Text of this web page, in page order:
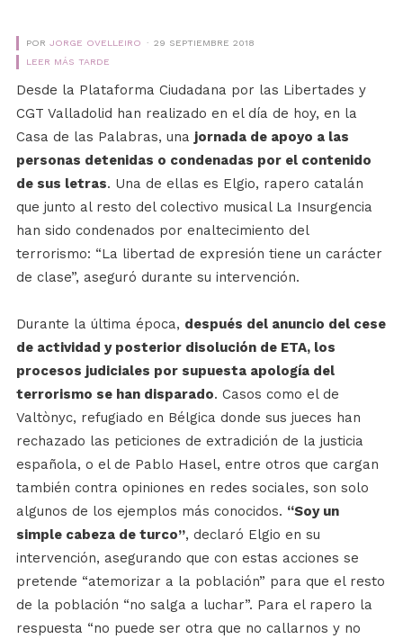
POR JORGE OVELLEIRO
29 SEPTIEMBRE 2018
LEER MÁS TARDE
Desde la Plataforma Ciudadana por las Libertades y
CGT Valladolid han realizado en el día de hoy, en la
Casa de las Palabras, una jornada de apoyo a las
personas detenidas o condenadas por el contenido
de sus letras. Una de ellas es Elgio, rapero catalán
que junto al resto del colectivo musical La Insurgencia
han sido condenados por enaltecimiento del
terrorismo: “La libertad de expresión tiene un carácter
de clase”, aseguró durante su intervención.
Durante la última época, después del anuncio del cese
de actividad y posterior disolución de ETA, los
procesos judiciales por supuesta apología del
terrorismo se han disparado. Casos como el de
Valtònyc, refugiado en Bélgica donde sus jueces han
rechazado las peticiones de extradición de la justicia
española, o el de Pablo Hasel, entre otros que cargan
también contra opiniones en redes sociales, son solo
algunos de los ejemplos más conocidos. “Soy un
simple cabeza de turco”, declaró Elgio en su
intervención, asegurando que con estas acciones se
pretende “atemorizar a la población” para que el resto
de la población “no salga a luchar”. Para el rapero la
respuesta “no puede ser otra que no callarnos y no